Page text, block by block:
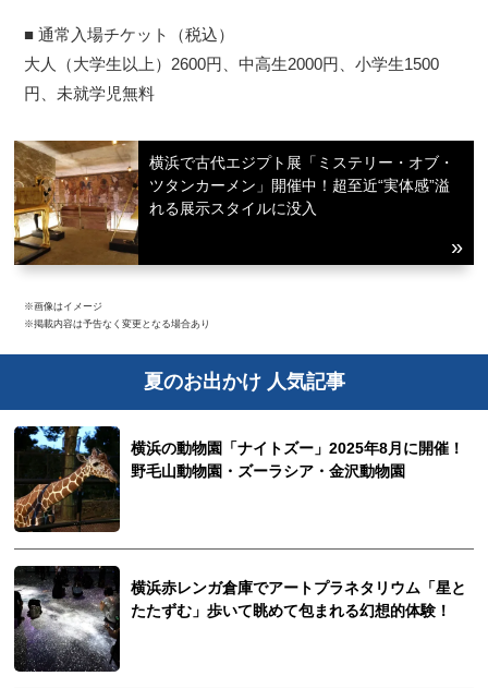
■ 通常入場チケット（税込）
大人（大学生以上）2600円、中高生2000円、小学生1500
円、未就学児無料
横浜で古代エジプト展「ミステリー・オブ・
ツタンカーメン」開催中！超至近“実体感”溢
れる展示スタイルに没入
※画像はイメージ
※掲載内容は予告なく変更となる場合あり
夏のお出かけ 人気記事
横浜の動物園「ナイトズー」2025年8月に開催！
野毛山動物園・ズーラシア・金沢動物園
横浜赤レンガ倉庫でアートプラネタリウム「星と
たたずむ」歩いて眺めて包まれる幻想的体験！